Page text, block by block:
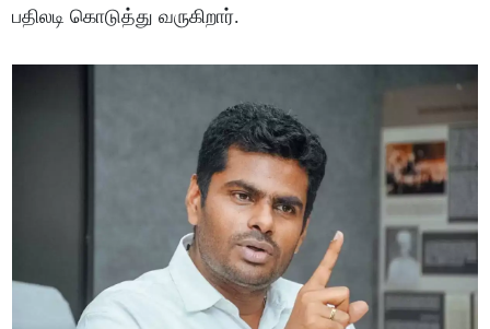
பதிலடி கொடுத்து வருகிறார்.